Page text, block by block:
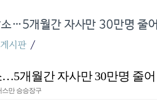
…5개월간 자사만 30만명 줄어
시판
개월간 자사만 30만명 줄어
만 승승장구